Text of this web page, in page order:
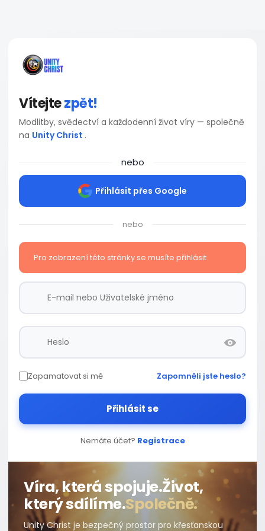
Vítejtezpět!
Modlitby, svědectví a každodenní život víry — společně
na Unity Christ .
nebo
Přihlásit přes Google
nebo
Pro zobrazení této stránky se musíte přihlásit
Zapamatovat si mě Zapomněli jste heslo?
Přihlásit se
Nemáte účet? Registrace
Víra, která spojuje.Život,
který sdílíme.Společně.
Unity Christ je bezpečný prostor pro křesťanskou